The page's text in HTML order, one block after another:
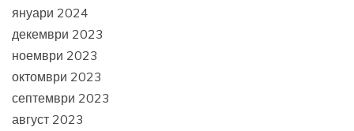
януари 2024
декември 2023
ноември 2023
октомври 2023
септември 2023
август 2023